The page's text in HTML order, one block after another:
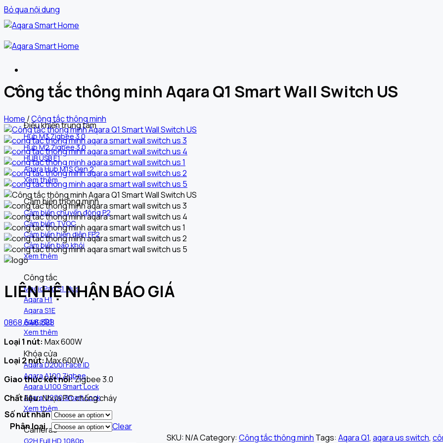
Bỏ qua nội dung
Sản phẩm
Điều khiển trung tâm
Hub M3 Zigbee 3.0
Hub M2 Zigbee 3.0
HUB USB E1
Aqara Hub M1S Gen 2
Xem thêm
Cảm biến thông minh
Cảm biến chuyển động P2
Cảm biến TVOC
Cảm biến hiện diện FP2
Cảm biến báo khói
Xem thêm
Công tắc
MagicPad S1 Plus
Aqara H1
Aqara S1E
Aqara D1
Xem thêm
Khóa cửa
Aqara D200i Face ID
Aqara A100 Zigbee
Aqara U100 Smart Lock
Aqara U200 Smart Lock
Xem thêm
Cameras
G2H Full HD 1080p
Công tắc thông minh Aqara Q1 Smart Wall Switch US
Home /Công tắc thông minh
LIÊN HỆ NHẬN BÁO GIÁ
0868.646.388
Loại 1 nút: Max 600W
Loại 2 nút:Max 600W
Giao thức kết nối:Zigbee 3.0
Chất liệu:Nhựa PC chống cháy
Số nút nhấn
Phân loại
Clear
SKU:N/ACategory: Công tắc thông minh Tags: Aqara Q1, aqara us switch,